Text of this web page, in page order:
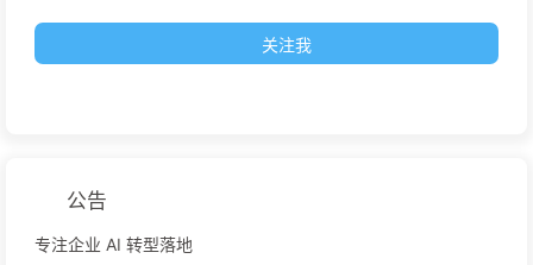
关注我
公告
专注企业 AI 转型落地